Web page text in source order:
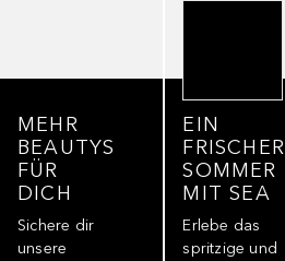
MEHR
BEAUTYS
FÜR
DICH
Sichere dir
unsere
EIN
FRISCHER
SOMMER
MIT SEA
Erlebe das
spritzige und